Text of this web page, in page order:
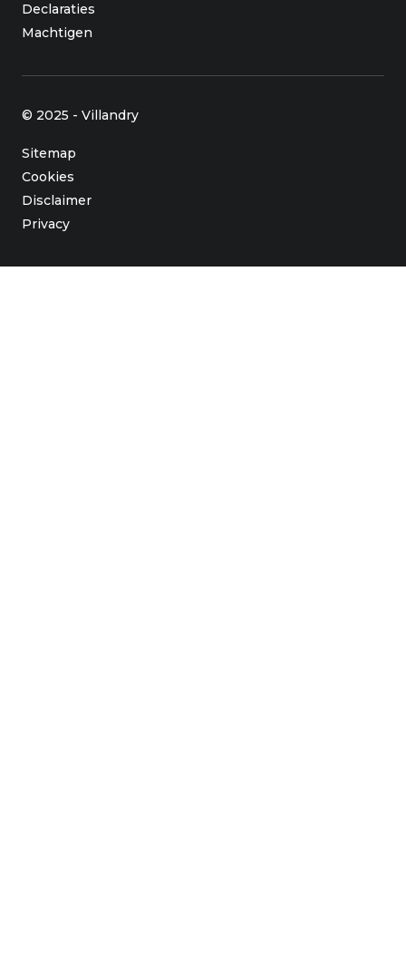
Declaraties
Machtigen
© 2025 - Villandry
Sitemap
Cookies
Disclaimer
Privacy